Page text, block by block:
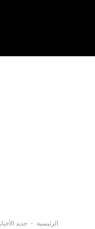
الرئيسية - جديد الأخبار